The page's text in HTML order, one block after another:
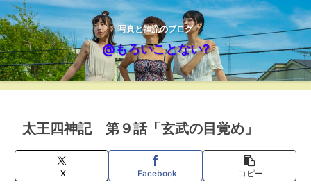
写真と韓流のブログ
@もろいことない?
太王四神記 第９話「玄武の目覚め」
X Facebook コピー